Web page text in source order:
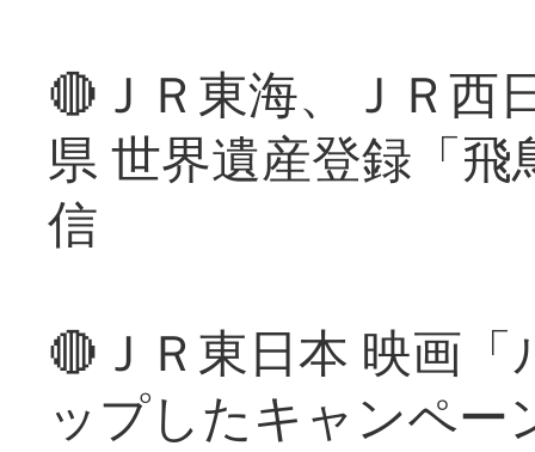
🔴ＪＲ東海、ＪＲ西
県 世界遺産登録「
信
🔴ＪＲ東日本 映画
ップしたキャンペー